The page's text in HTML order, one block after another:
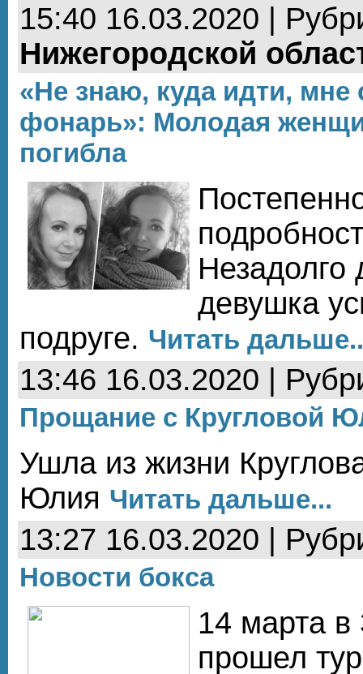
15:40 16.03.2020 |
Нижегородской
«Не знаю, куда идти, мне
фонарь»: Молодая
погибла
Незадолго
девушка
подруге. Читать
13:46 16.03.2020 |
Прощание с Кругловой
Ушла из жизни
Юлия Читать дальше...
13:27 16.03.2020 |
Новости бокса
14 марта
прошел